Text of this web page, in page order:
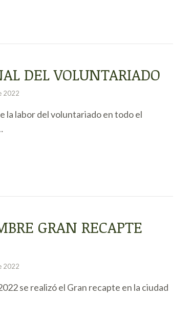
DEL VOLUNTARIADO
2022
la labor del voluntariado en todo el
GRAN RECAPTE
2022
se realizó el Gran recapte en la ciudad